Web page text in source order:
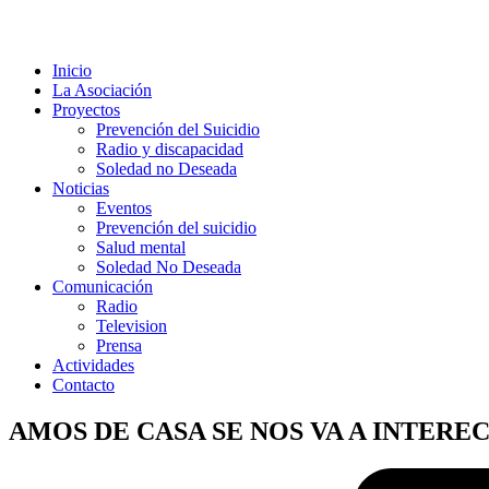
Inicio
La Asociación
Proyectos
Prevención del Suicidio
Radio y discapacidad
Soledad no Deseada
Noticias
Eventos
Prevención del suicidio
Salud mental
Soledad No Deseada
Comunicación
Radio
Television
Prensa
Actividades
Contacto
AMOS DE CASA SE NOS VA A